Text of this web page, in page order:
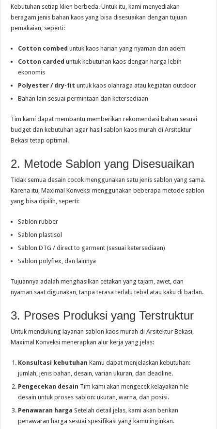
Kebutuhan setiap klien berbeda. Untuk itu, kami menyediakan
beragam jenis bahan kaos yang bisa disesuaikan dengan tujuan
pemakaian, seperti:
Cotton combed untuk kaos harian yang nyaman dan adem
Cotton carded untuk kebutuhan kaos dengan harga lebih
ekonomis
Polyester / dry-fit untuk kaos olahraga atau kegiatan outdoor
Bahan lain sesuai permintaan dan ketersediaan
Tim kami dapat membantu memberikan rekomendasi bahan sesuai
budget dan kebutuhan agar hasil sablon kaos murah di Arsitektur
Bekasi tetap optimal.
2. Metode Sablon yang Disesuaikan
Tidak semua desain cocok menggunakan satu jenis sablon yang sama.
Karena itu, Maximal Konveksi menggunakan beberapa metode sablon
yang bisa dipilih, seperti:
Sablon rubber
Sablon plastisol
Sablon DTG / direct to garment (sesuai ketersediaan)
Sablon polyflex, dan lainnya
Tujuannya adalah menghasilkan cetakan yang tajam, awet, dan
nyaman saat digunakan, tanpa terasa terlalu tebal atau kaku di badan.
3. Proses Produksi yang Terstruktur
Untuk mendukung layanan sablon kaos murah di Arsitektur Bekasi,
Maximal Konveksi menerapkan alur kerja yang jelas:
Konsultasi kebutuhan Kamu dapat menjelaskan kebutuhan:
jumlah, jenis bahan, desain, varian ukuran, dan deadline.
Pengecekan desain Tim kami akan mengecek kelayakan file
desain untuk proses sablon: ukuran, warna, dan posisi.
Penawaran harga Setelah detail jelas, kami akan berikan
penawaran harga sesuai spesifikasi yang kamu inginkan.